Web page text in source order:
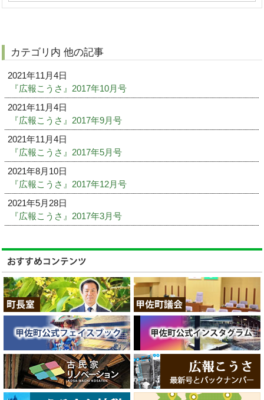
カテゴリ内 他の記事
2021年11月4日
『広報こうさ』2017年10月号
2021年11月4日
『広報こうさ』2017年9月号
2021年11月4日
『広報こうさ』2017年5月号
2021年8月10日
『広報こうさ』2017年12月号
2021年5月28日
『広報こうさ』2017年3月号